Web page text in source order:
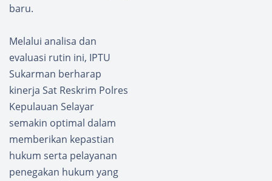
baru.
Melalui analisa dan
evaluasi rutin ini, IPTU
Sukarman berharap
kinerja Sat Reskrim Polres
Kepulauan Selayar
semakin optimal dalam
memberikan kepastian
hukum serta pelayanan
penegakan hukum yang